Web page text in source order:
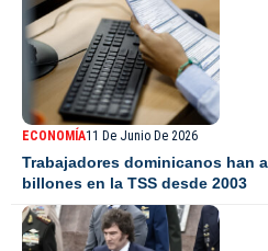
ECONOMÍA11 De Junio De 2026
Trabajadores dominicanos han
billones en la TSS desde 2003